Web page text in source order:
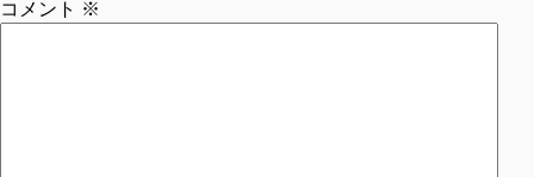
コメント ※